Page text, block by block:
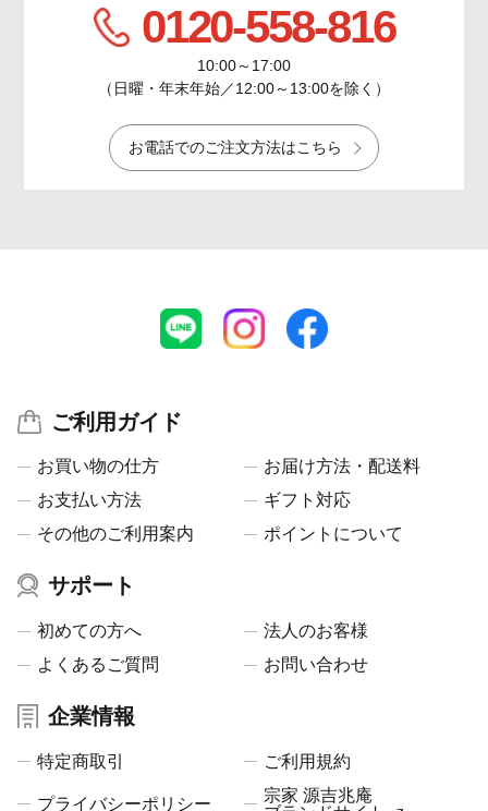
0120-558-816
10:00～17:00
（日曜・年末年始／12:00～13:00を除く）
お電話でのご注文方法はこちら
ご利用ガイド
お買い物の仕方
お届け方法・配送料
お支払い方法
ギフト対応
その他のご利用案内
ポイントについて
サポート
初めての方へ
法人のお客様
よくあるご質問
お問い合わせ
企業情報
特定商取引 ご利用規約
プライバシーポリシー
宗家 源吉兆庵